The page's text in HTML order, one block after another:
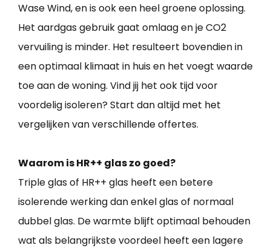
Wase Wind, en is ook een heel groene oplossing.
Het aardgas gebruik gaat omlaag en je CO2
vervuiling is minder. Het resulteert bovendien in
een optimaal klimaat in huis en het voegt waarde
toe aan de woning. Vind jij het ook tijd voor
voordelig isoleren? Start dan altijd met het
vergelijken van verschillende offertes.
Waarom is HR++ glas zo goed?
Triple glas of HR++ glas heeft een betere
isolerende werking dan enkel glas of normaal
dubbel glas. De warmte blijft optimaal behouden
wat als belangrijkste voordeel heeft een lagere